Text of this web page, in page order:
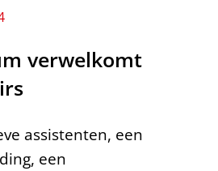
verwelkomt
assistenten, een
een